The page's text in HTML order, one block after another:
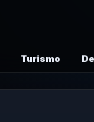
Turismo